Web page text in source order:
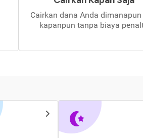
Cairkan dana Anda dimanapun
kapanpun tanpa biaya